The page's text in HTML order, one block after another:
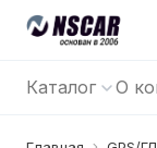
Каталог О